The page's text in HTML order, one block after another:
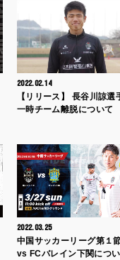
2022.02.14
【リリース】 長谷川諒選
一時チーム離脱について
2022.03.25
中国サッカーリーグ第１
vs FCバレイン下関につ